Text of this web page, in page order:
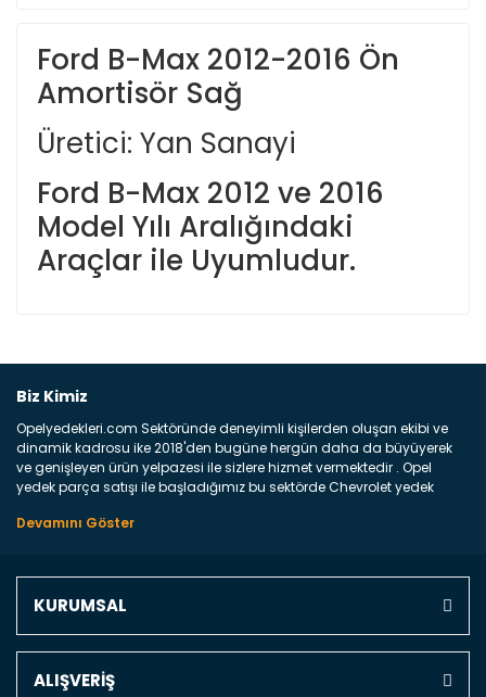
Ford B-Max 2012-2016 Ön
Amortisör Sağ
Üretici: Yan Sanayi
Ford B-Max 2012 ve 2016
Model Yılı Aralığındaki
Araçlar ile Uyumludur.
Yorum Yaz
Biz Kimiz
Opelyedekleri.com Sektöründe deneyimli kişilerden oluşan ekibi ve
dinamik kadrosu ike 2018'den bugüne hergün daha da büyüyerek
ve genişleyen ürün yelpazesi ile sizlere hizmet vermektedir . Opel
yedek parça satışı ile başladığımız bu sektörde Chevrolet yedek
marka araçların ve FCA Grubun Fiat ve Alfa Romeo yedek parça
Türkiyenin 4 bir yanına ve uluslarası dünyanın dört bir yanına
parça gelebilir ancak bunları biraz toparlarsak aşağıda belirttiğimiz
KURUMSAL
ALIŞVERİŞ